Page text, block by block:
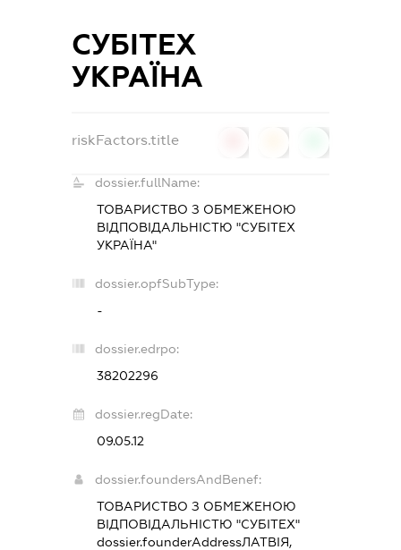
СУБІТЕХ
УКРАЇНА
riskFactors.title
dossier.fullName:
ТОВАРИСТВО З ОБМЕЖЕНОЮ
ВІДПОВІДАЛЬНІСТЮ "СУБІТЕХ
УКРАЇНА"
dossier.opfSubType:
-
dossier.edrpo:
38202296
dossier.regDate:
09.05.12
dossier.foundersAndBenef:
ТОВАРИСТВО З ОБМЕЖЕНОЮ
ВІДПОВІДАЛЬНІСТЮ "СУБІТЕХ"
dossier.founderAddressЛАТВІЯ,